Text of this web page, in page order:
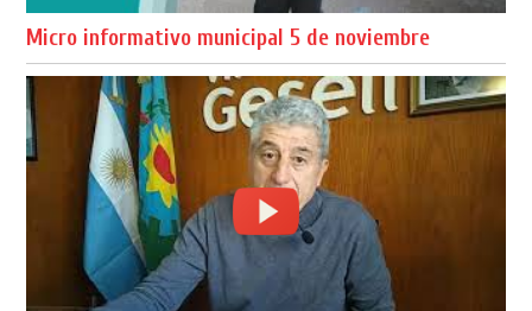
Micro informativo municipal 5 de noviembre